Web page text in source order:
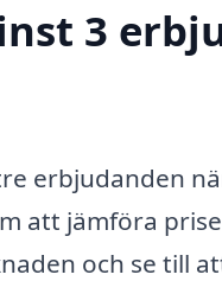
3
erbjudanden
att jämföra
och se till